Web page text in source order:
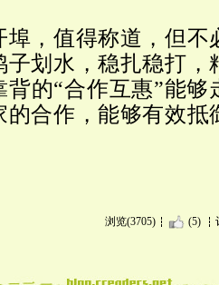
埠，值得称道，但不
子划水，稳扎稳打，
的“合作互惠”能够
的合作，能够有效抵
浏览(3705) (5)